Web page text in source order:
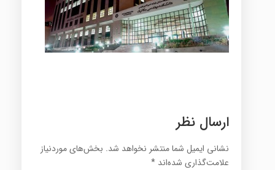
ارسال نظر
نشانی ایمیل شما منتشر نخواهد شد. بخش‌های موردنیاز
علامت‌گذاری شده‌اند *